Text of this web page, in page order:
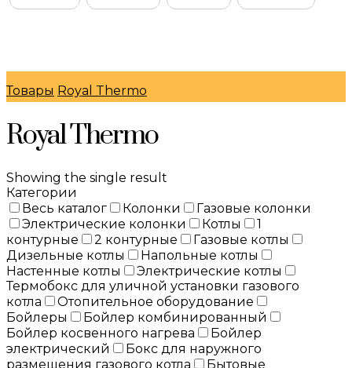
Товары Royal Thermo
Royal Thermo
Showing the single result
Категории
Весь каталог
Колонки
Газовые колонки
Электрические колонки
Котлы
1
контурные
2 контурные
Газовые котлы
Дизельные котлы
Напольные котлы
Настенные котлы
Электрические котлы
Термобокс для уличной установки газового
котла
Отопительное оборудование
Бойлеры
Бойлер комбинированный
Бойлер косвенного нагрева
Бойлер
электрический
Бокс для наружного
размещения газового котла
Бытовые